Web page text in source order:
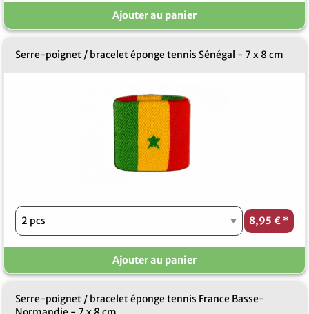
Ajouter au panier
Serre-poignet / bracelet éponge tennis Sénégal - 7 x 8 cm
8,95 € *
Ajouter au panier
Serre-poignet / bracelet éponge tennis France Basse-